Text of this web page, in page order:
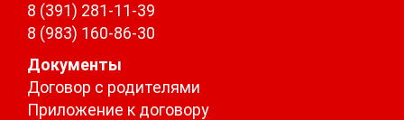
8 (391) 281-11-39
8 (983) 160-86-30
Документы
Договор с родителями
Приложение к договору